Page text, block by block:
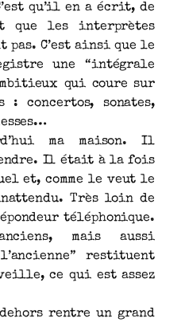
qu’il en a écrit, de
que les interprètes
pas. C’est ainsi que le
une “intégrale
qui coure sur
: concertos, sonates,
ma maison. Il
Il était à la fois
et, comme le veut le
Très loin de
téléphonique.
mais aussi
restituent
ce qui est assez
rentre un grand